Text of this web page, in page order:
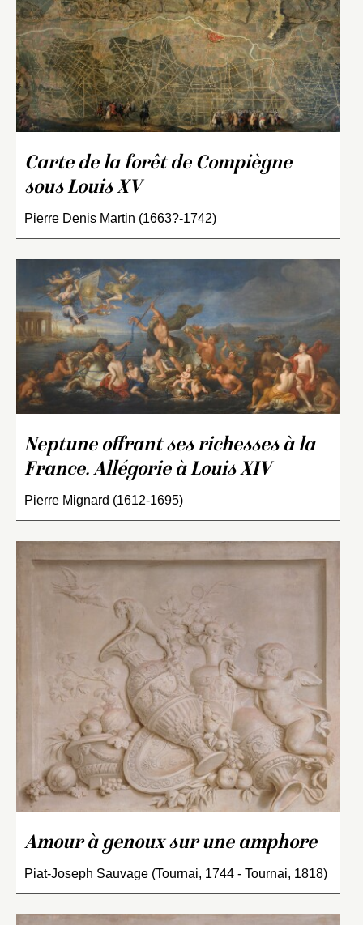
Carte de la forêt de Compiègne
sous Louis XV
Pierre Denis Martin (1663?-1742)
Neptune offrant ses richesses à la
France. Allégorie à Louis XIV
Pierre Mignard (1612-1695)
Amour à genoux sur une amphore
Piat-Joseph Sauvage (Tournai, 1744 - Tournai, 1818)